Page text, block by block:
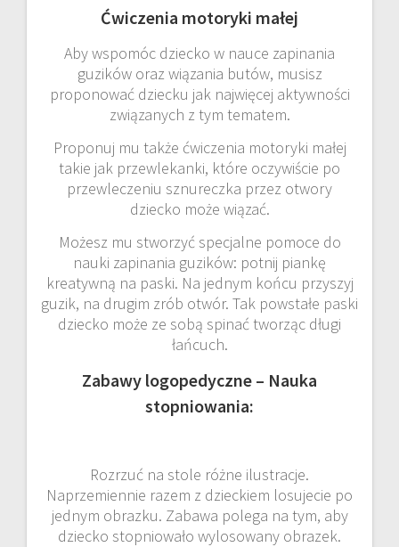
Ćwiczenia motoryki małej
Aby wspomóc dziecko w nauce zapinania
guzików oraz wiązania butów, musisz
proponować dziecku jak najwięcej aktywności
związanych z tym tematem.
Proponuj mu także ćwiczenia motoryki małej
takie jak przewlekanki, które oczywiście po
przewleczeniu sznureczka przez otwory
dziecko może wiązać.
Możesz mu stworzyć specjalne pomoce do
nauki zapinania guzików: potnij piankę
kreatywną na paski. Na jednym końcu przyszyj
guzik, na drugim zrób otwór. Tak powstałe paski
dziecko może ze sobą spinać tworząc długi
łańcuch.
Zabawy logopedyczne – Nauka
stopniowania:
Rozrzuć na stole różne ilustracje.
Naprzemiennie razem z dzieckiem losujecie po
jednym obrazku. Zabawa polega na tym, aby
dziecko stopniowało wylosowany obrazek.